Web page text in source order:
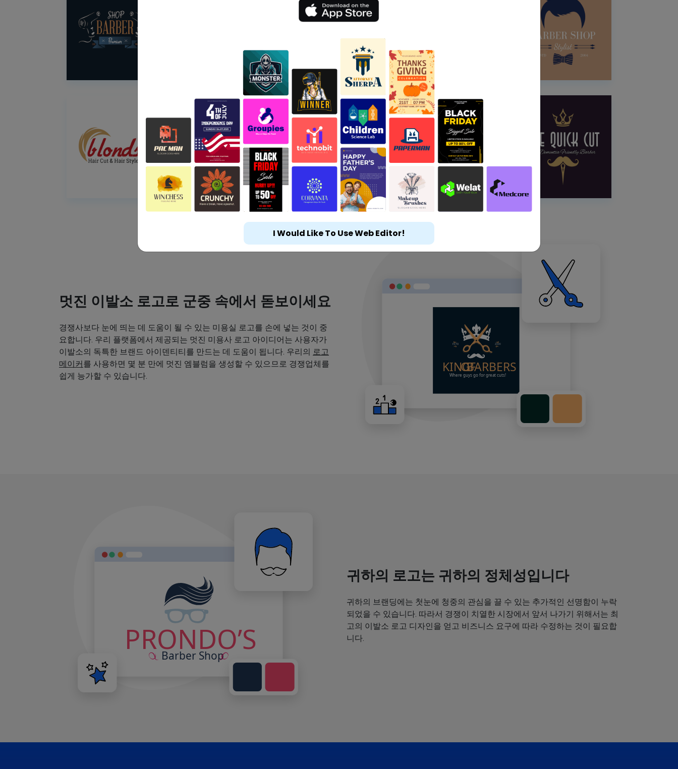
멋진 이발소 로고로 군중 속에서 돋보이세요
경쟁사보다 눈에 띄는 데 도움이 될 수 있는 미용실 로고를 손에 넣는 것이 중
요합니다. 우리 플랫폼에서 제공되는 멋진 미용사 로고 아이디어는 사용자가
이발소의 독특한 브랜드 아이덴티티를 만드는 데 도움이 됩니다. 우리의 로고
메이커 를 사용하면 몇 분 만에 멋진 엠블럼을 생성할 수 있으므로 경쟁업체를
쉽게 능가할 수 있습니다.
귀하의 로고는 귀하의 정체성입니다
귀하의 브랜딩에는 첫눈에 청중의 관심을 끌 수 있는 추가적인 선명함이 누락
되었을 수 있습니다. 따라서 경쟁이 치열한 시장에서 앞서 나가기 위해서는 최
고의 이발소 로고 디자인을 얻고 비즈니스 요구에 따라 수정하는 것이 필요합
니다.
I Would Like To Use Web Editor!